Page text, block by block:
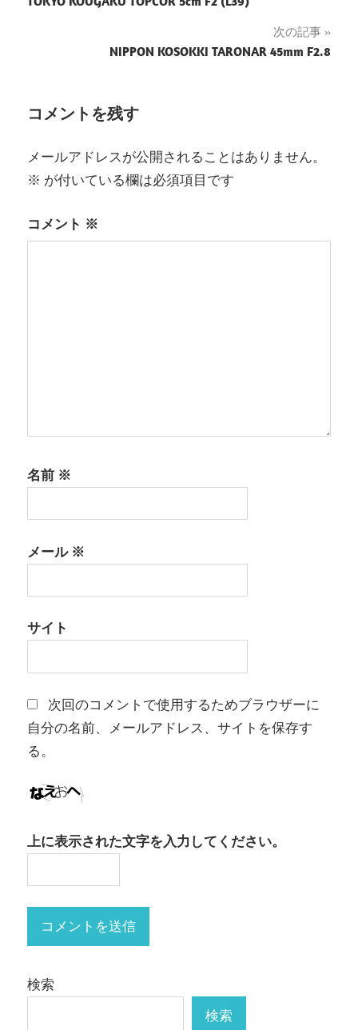
稿
ゲ
シ
ン
次の記事
NIPPON KOSOKKI TARONAR 45mm F2.8
コメントを残す
メールアドレスが公開されることはありません。
※ が付いている欄は必須項目です
コメント ※
名前 ※
メール※
サイト
次回のコメントで使用するためブラウザーに
自分の名前、メールアドレス、サイトを保存す
る。
上に表示された文字を入力してください。
検索
検索